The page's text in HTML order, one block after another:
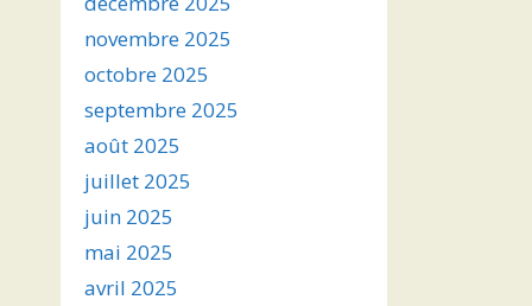
novembre 2025
octobre 2025
septembre 2025
août 2025
juillet 2025
juin 2025
mai 2025
avril 2025